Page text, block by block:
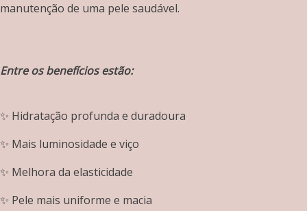
manutenção de uma pele saudável.
Entre os benefícios estão:
✨ Hidratação profunda e duradoura
✨ Mais luminosidade e viço
✨ Melhora da elasticidade
✨ Pele mais uniforme e macia